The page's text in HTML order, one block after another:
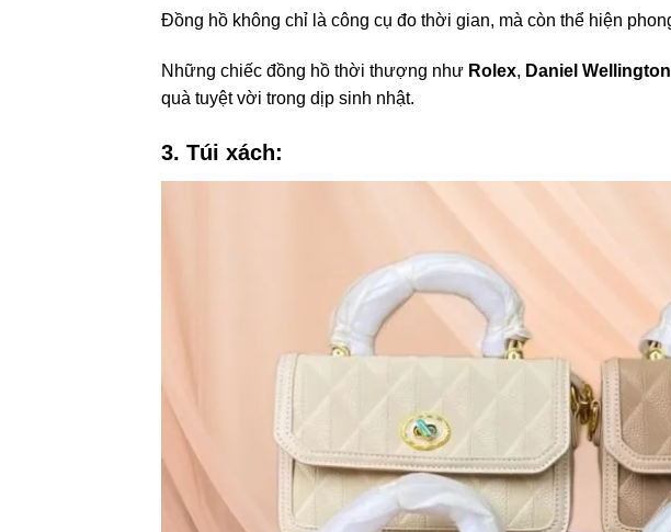
Đồng hồ không chỉ là công cụ đo thời gian, mà còn thể hiện
Những chiếc đồng hồ thời thượng như Rolex, Daniel Wellington
quà tuyệt vời trong dịp sinh nhật.
3. Túi xách: